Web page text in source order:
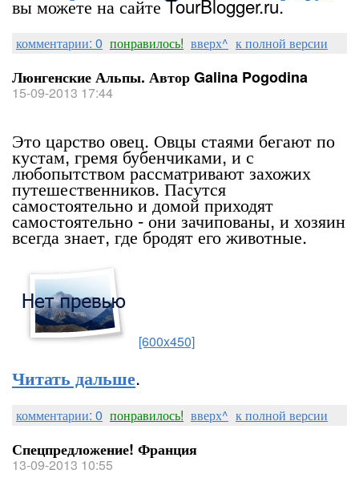
вы можете на сайте TourBlogger.ru.
комментарии: 0 понравилось! вверх^ к полной версии
Люнгенские Альпы. Автор Galina Pogodina
15-09-2013 17:44
Это царство овец. Овцы стаями бегают по
кустам, гремя бубенчиками, и с
любопытством рассматривают захожих
путешественников. Пасутся
самостоятельно и домой приходят
самостоятельно - они зачипованы, и хозяин
всегда знает, где бродят его животные.
[600x450]
Читать дальше.
комментарии: 0 понравилось! вверх^ к полной версии
Спецпредложение! Франция
13-09-2013 10:55